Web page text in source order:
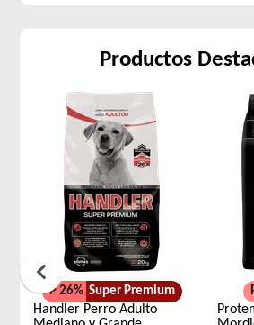
Productos
P 26% Super Premium
Handler Perro Adulto